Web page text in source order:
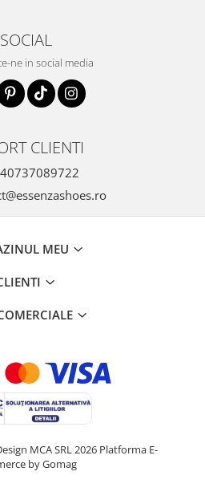
SOCIAL
ne in social media
CLIENTI
MEU
MCA SRL 2026 Platforma E-
by Gomag